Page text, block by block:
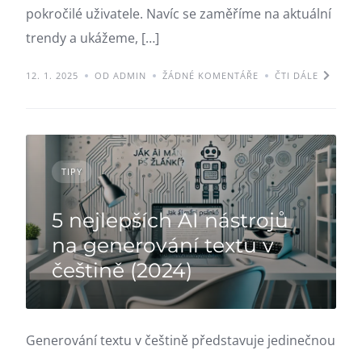
pokročilé uživatele. Navíc se zaměříme na aktuální
trendy a ukážeme, […]
12. 1. 2025 OD ADMIN ŽÁDNÉ KOMENTÁŘE ČTI DÁLE
TIPY
5 nejlepších AI nástrojů
na generování textu v
češtině (2024)
Generování textu v češtině představuje jedinečnou